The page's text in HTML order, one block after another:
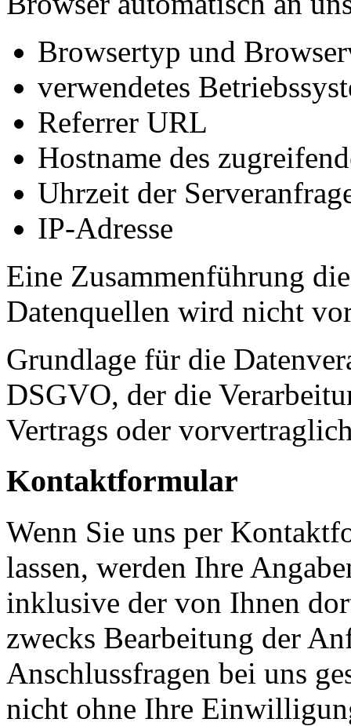
Browsertyp und
verwendetes
Referrer URL
Hostname des
Uhrzeit der
IP-Adresse
Eine Zusammenführung
Datenquellen wird nicht
Grundlage für die
DSGVO, der die
Vertrags oder
Kontaktformular
Wenn Sie uns per
lassen, werden Ihre
inklusive der von Ihnen
zwecks Bearbeitung der
Anschlussfragen bei uns
nicht ohne Ihre